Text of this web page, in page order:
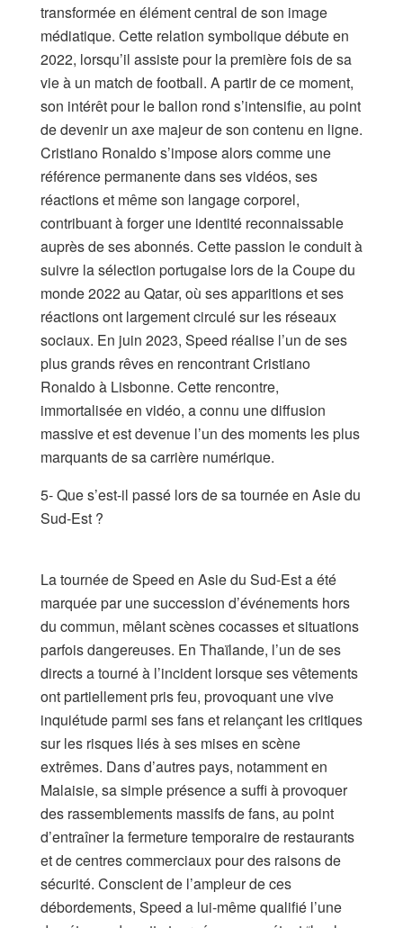
transformée en élément central de son image
médiatique. Cette relation symbolique débute en
2022, lorsqu’il assiste pour la première fois de sa
vie à un match de football. A partir de ce moment,
son intérêt pour le ballon rond s’intensifie, au point
de devenir un axe majeur de son contenu en ligne.
Cristiano Ronaldo s’impose alors comme une
référence permanente dans ses vidéos, ses
réactions et même son langage corporel,
contribuant à forger une identité reconnaissable
auprès de ses abonnés. Cette passion le conduit à
suivre la sélection portugaise lors de la Coupe du
monde 2022 au Qatar, où ses apparitions et ses
réactions ont largement circulé sur les réseaux
sociaux. En juin 2023, Speed réalise l’un de ses
plus grands rêves en rencontrant Cristiano
Ronaldo à Lisbonne. Cette rencontre,
immortalisée en vidéo, a connu une diffusion
massive et est devenue l’un des moments les plus
marquants de sa carrière numérique.
5- Que s’est-il passé lors de sa tournée en Asie du
Sud-Est ?
La tournée de Speed en Asie du Sud-Est a été
marquée par une succession d’événements hors
du commun, mêlant scènes cocasses et situations
parfois dangereuses. En Thaïlande, l’un de ses
directs a tourné à l’incident lorsque ses vêtements
ont partiellement pris feu, provoquant une vive
inquiétude parmi ses fans et relançant les critiques
sur les risques liés à ses mises en scène
extrêmes. Dans d’autres pays, notamment en
Malaisie, sa simple présence a suffi à provoquer
des rassemblements massifs de fans, au point
d’entraîner la fermeture temporaire de restaurants
et de centres commerciaux pour des raisons de
sécurité. Conscient de l’ampleur de ces
débordements, Speed a lui-même qualifié l’une